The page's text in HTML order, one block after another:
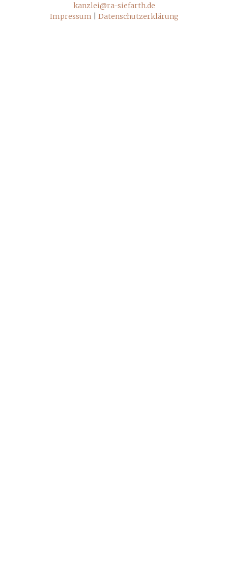
kanzlei@ra-siefarth.de
Impressum
Datenschutzerklärung